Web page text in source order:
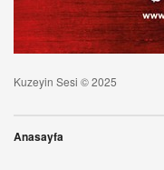
Kuzeyin Sesi © 2025
Anasayfa